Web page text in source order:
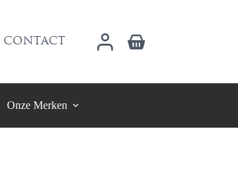
CONTACT Winkelwagen
Onze Merken